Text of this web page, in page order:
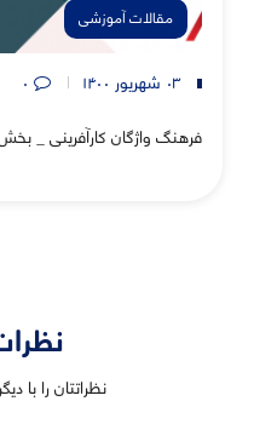
مقالات آموزشی
۰۳ شهریور ۱۴۰۰
فرهنگ واژگان کارآفرینی _
نظراتتان را با